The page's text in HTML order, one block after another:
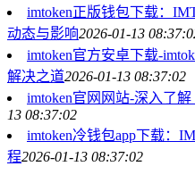
imtoken正版钱包下载：
动态与影响2026-01-13
imtoken官方安卓下载-
解决之道2026-01-13 08:37:02
imtoken官网网站-深入了
13 08:37:02
imtoken冷钱包app下载：
程2026-01-13 08:37:02